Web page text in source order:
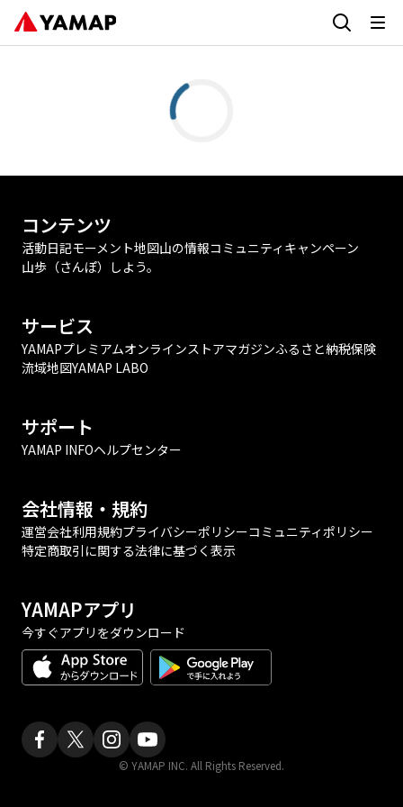
コンテンツ
活動日記モーメント地図山の情報コミュニティ キャンペーン
山歩（さんぽ）しよう。
サービス
YAMAPプレミアムオンラインストアマガジンふるさと納税保険
流域地図YAMAP LABO
サポート
YAMAP INFOヘルプセンター
会社情報・規約
運営会社利用規約プライバシーポリシーコミュニティポリシー
特定商取引に関する法律に基づく表示
YAMAPアプリ
今すぐアプリをダウンロード
© YAMAP INC. All Rights Reserved.